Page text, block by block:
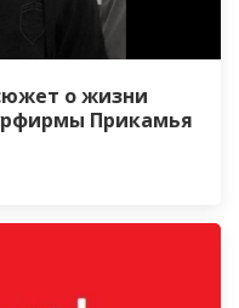
о жизни
Прикамья